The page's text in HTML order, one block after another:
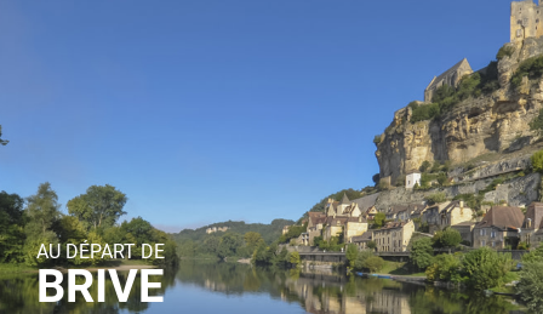
AU DÉPART DE
BRIVE